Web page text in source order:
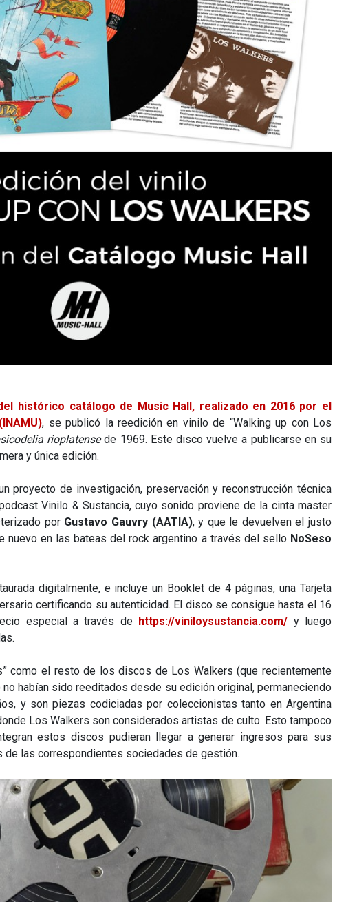
histórico catálogo de Music Hall, realizado en 2016 por el
, se publicó la reedición en vinilo de “Walking up con Los
rioplatensede 1969. Este disco vuelve a publicarse en su
y única edición.
proyecto de investigación, preservación y reconstrucción técnica
Vinilo & Sustancia, cuyo sonido proviene de la cinta master
por Gustavo Gauvry (AATIA), y que le devuelven el justo
nuevo en las bateas del rock argentino a través del selloNoSeso
digitalmente, e incluye un Booklet de 4 páginas, una Tarjeta
certificando su autenticidad. El disco se consigue hasta el 16
especial a través de https://viniloysustancia.com/ y luego
como el resto de los discos de Los Walkers (que recientemente
habían sido reeditados desde su edición original, permaneciendo
y son piezas codiciadas por coleccionistas tanto en Argentina
Los Walkers son considerados artistas de culto. Esto tampoco
estos discos pudieran llegar a generar ingresos para sus
las correspondientes sociedades de gestión.